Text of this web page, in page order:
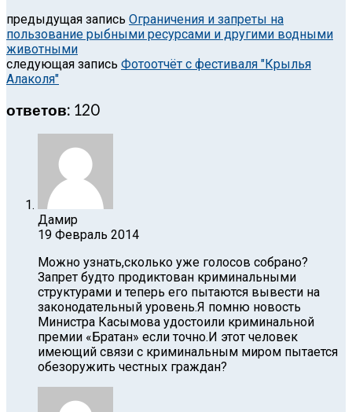
предыдущая запись Ограничения и запреты на
пользование рыбными ресурсами и другими водными
животными
следующая запись Фотоотчёт с фестиваля "Крылья
Алаколя"
ответов: 120
Дамир
19 Февраль 2014
Можно узнать,сколько уже голосов собрано?
Запрет будто продиктован криминальными
структурами и теперь его пытаются вывести на
законодательный уровень.Я помню новость
Министра Касымова удостоили криминальной
премии «Братан» если точно.И этот человек
имеющий связи с криминальным миром пытается
обезоружить честных граждан?